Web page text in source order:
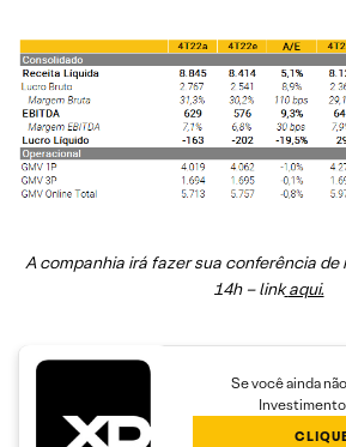
A companhia irá fazer sua conferência
14h – link aqui.
Se você ainda